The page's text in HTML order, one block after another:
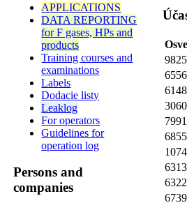
APPLICATIONS
DATA REPORTING
for F gases, HPs and
products
Training courses and
examinations
Labels
Dodacie listy
Leaklog
For operators
Guidelines for
operation log
Persons and
companies
9825
6556
6148
3060
7991
6855
6313
6322
6739